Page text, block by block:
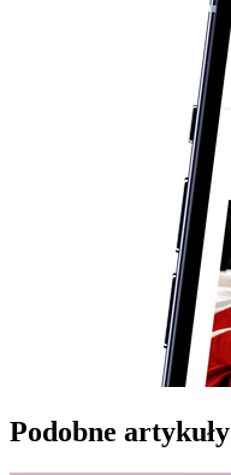
Podobne artykuły